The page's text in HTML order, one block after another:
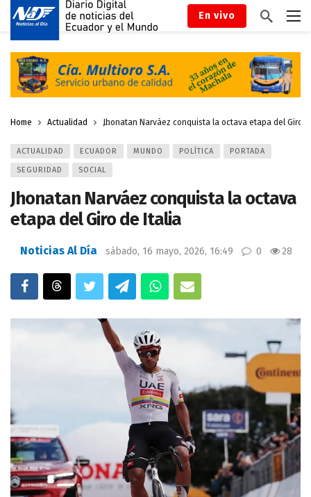
En vivo
Home Actualidad Jhonatan Narváez conquista la octava etapa del Giro
ACTUALIDAD ECUADOR MUNDO POLÍTICA PORTADA
SEGURIDAD SOCIAL
Jhonatan Narváez conquista la octava
etapa del Giro de Italia
Noticias Al Día sábado, 16 mayo, 2026, 16:49 0 28